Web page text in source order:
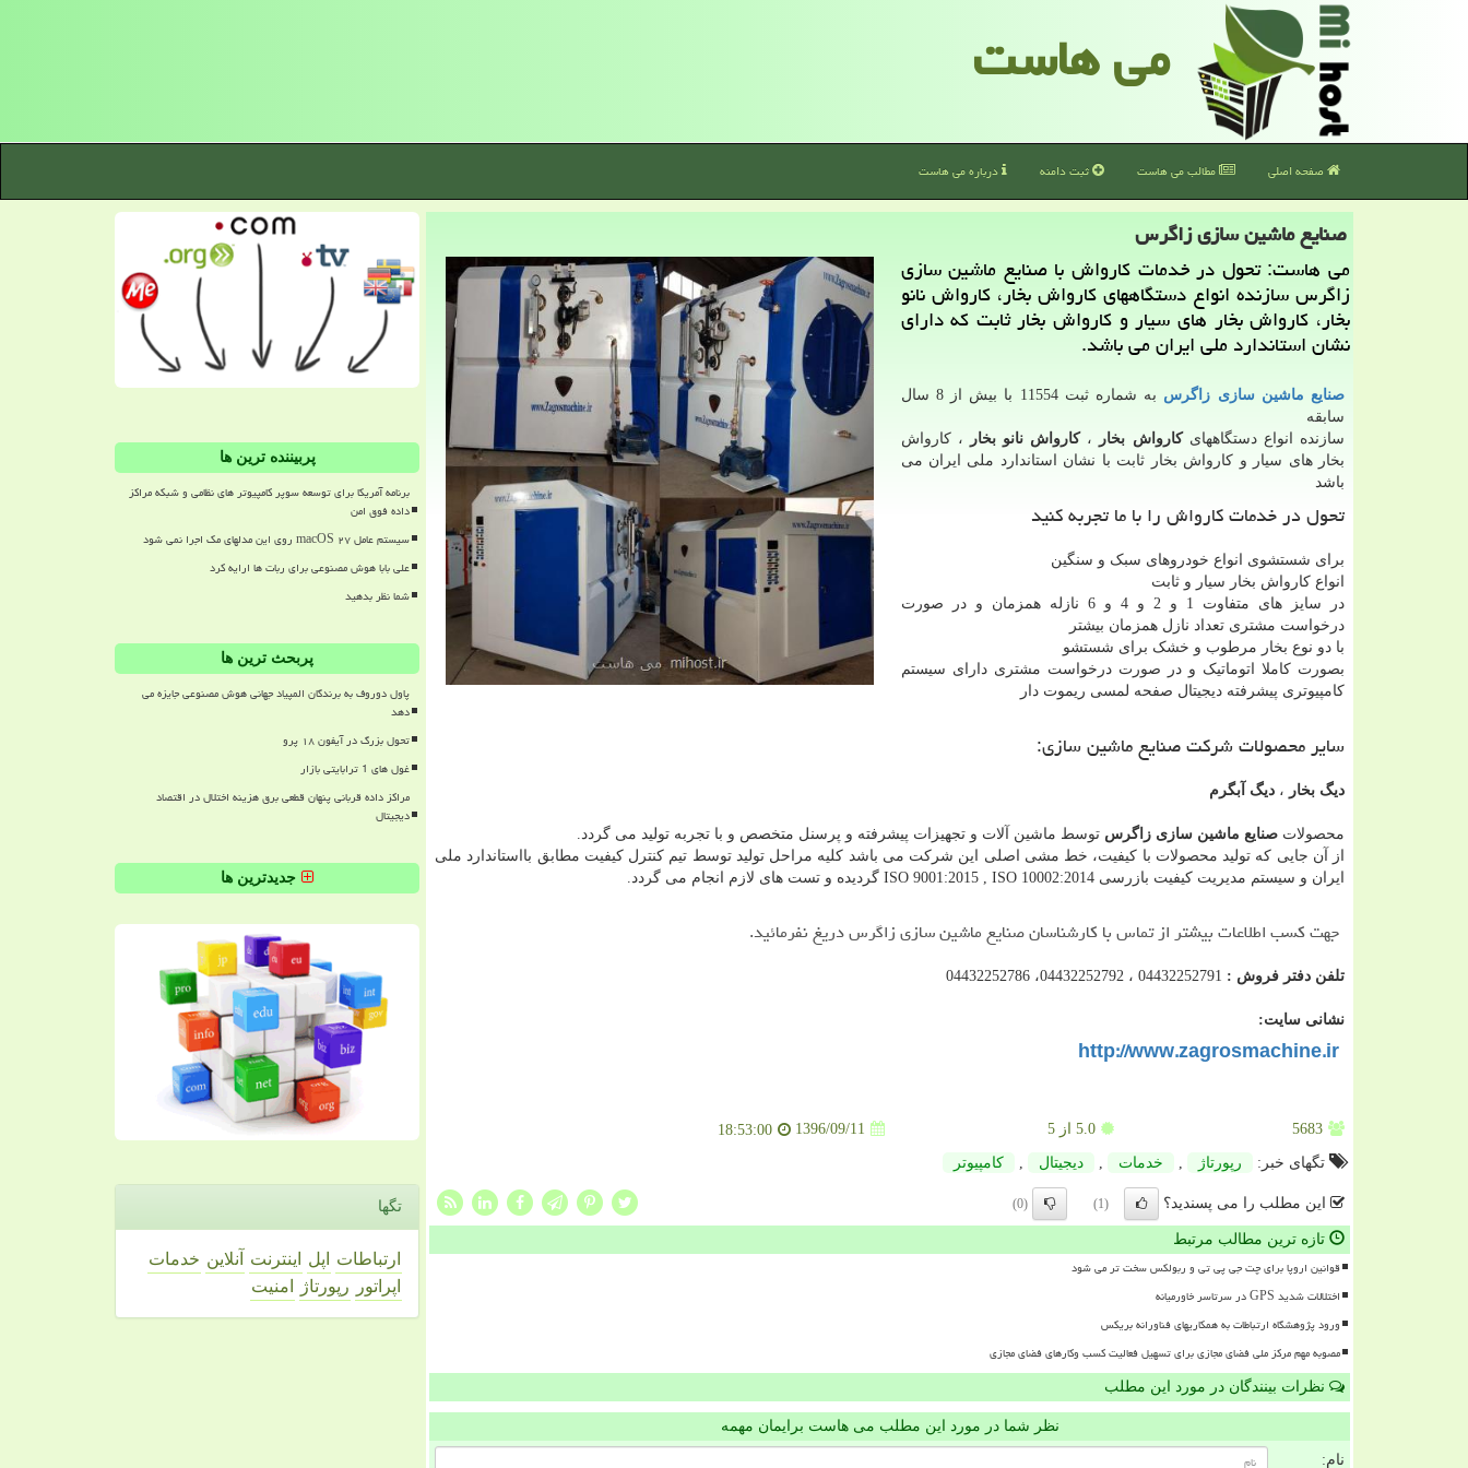
می هاست
صفحه اصلی مطالب می هاست ثبت دامنه درباره می هاست
صنایع ماشین سازی زاگرس
می هاست: تحول در خدمات كارواش با صنایع ماشین سازی
زاگرس سازنده انواع دستگاههای كارواش بخار، كارواش نانو
بخار، كارواش بخار های سیار و كارواش بخار ثابت كه دارای
نشان استاندارد ملی ایران می باشد.
صنایع ماشین سازی زاگرس
به شماره ثبت 11554 با بیش از 8 سال
سابقه
سازنده انواع دستگاههایکارواش بخار ،کارواش نانو بخار
، کارواش
بخار های سیار و کارواش بخار ثابت با نشان استاندارد ملی ایران می
باشد
تحول در خدمات کارواش را با ما تجربه کنید
برای شستشوی انواع خودروهای سبک و سنگین
انواع کارواش بخار سیار و ثابت
در سایز های متفاوت 1 و 2 و 4 و 6 نازله همزمان و در صورت
درخواست مشتری تعداد نازل همزمان بیشتر
با دو نوع بخار مرطوب و خشک برای شستشو
بصورت کاملا اتوماتیک و در صورت درخواست مشتری دارای سیستم
کامپیوتری پیشرفته دیجیتال صفحه لمسی ریموت دار
سایر محصولات شرکت صنایع ماشین سازی:
دیگ بخار ، دیگ آبگرم
محصولات صنایع ماشین سازی زاگرس توسط ماشین آلات و تجهیزات پیشرفته و پرسنل متخصص و با تجربه تولید می گردد.
از آن جایی که تولید محصولات با کیفیت، خط مشی اصلی این شرکت می باشد کلیه مراحل تولید توسط تیم کنترل کیفیت مطابق بااستاندارد ملی
ایران و سیستم مدیریت کیفیت بازرسی ISO 9001:2015 , ISO 10002:2014 گردیده و تست های لازم انجام می گردد.
جهت کسب اطلاعات بیشتر از تماس با کارشناسان صنایع ماشین سازی زاگرس دریغ نفرمائید.
تلفن دفتر فروش :
نشانی سایت:
http://www.zagrosmachine.ir
5683
5.0از 5 1396/09/11
18:53:00
تگهای خبر:
رپورتاژ خدمات دیجیتال كامپیوتر
این مطلب را می پسندید؟ (1)
(0)
تازه ترین مطالب مرتبط
قوانین اروپا برای چت جی پی تی و ربولکس سخت تر می شود
اختلالات شدید GPS در سرتاسر خاورمیانه
ورود پژوهشگاه ارتباطات به همکاریهای فناورانه بریکس
مصوبه مهم مرکز ملی فضای مجازی برای تسهیل فعالیت کسب وکارهای فضای مجازی
نظرات بینندگان در مورد این مطلب
نظر شما در مورد این مطلب می هاست برایمان مهمه
نام:
پربیننده ترین ها
برنامه آمریکا برای توسعه سوپر کامپیوتر های نظامی و شبکه مراکز
داده فوق امن
سیستم عامل macOS ۲۷ روی این مدلهای مک اجرا نمی شود
علی بابا هوش مصنوعی برای ربات ها ارایه کرد
شما نظر بدهید
پربحث ترین ها
پاول دوروف به برندگان المپیاد جهانی هوش مصنوعی جایزه می
دهد
تحول بزرگ در آیفون ۱۸ پرو
غول های 1 ترابایتی بازار
مراکز داده قربانی پنهان قطعی برق هزینه اختلال در اقتصاد
دیجیتال
جدیدترین ها
تگها
ارتباطات اپل اینترنت آنلاین خدمات
اپراتور
رپورتاژ امنیت